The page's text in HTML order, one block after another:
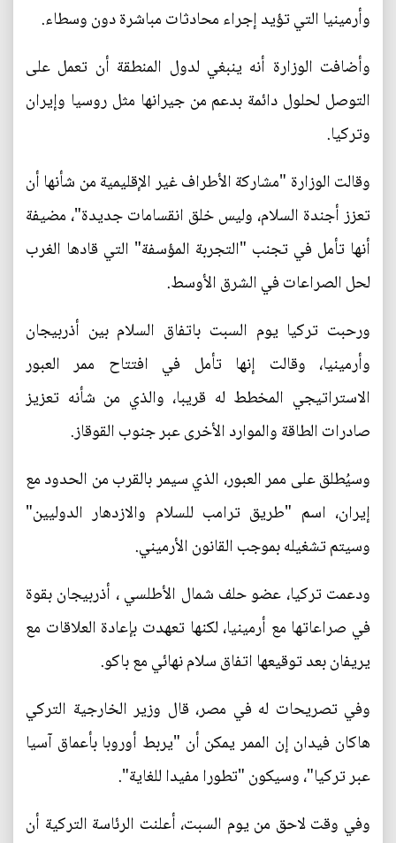
وأرمينيا التي تؤيد إجراء محادثات مباشرة دون وسطاء.
وأضافت الوزارة أنه ينبغي لدول المنطقة أن تعمل على
التوصل لحلول دائمة بدعم من جيرانها مثل روسيا وإيران
وتركيا.
وقالت الوزارة "مشاركة الأطراف غير الإقليمية من شأنها أن
تعزز أجندة السلام، وليس خلق انقسامات جديدة"، مضيفة
أنها تأمل في تجنب "التجربة المؤسفة" التي قادها الغرب
لحل الصراعات في الشرق الأوسط.
ورحبت تركيا يوم السبت باتفاق السلام بين أذربيجان
وأرمينيا، وقالت إنها تأمل في افتتاح ممر العبور
الاستراتيجي المخطط له قريبا، والذي من شأنه تعزيز
صادرات الطاقة والموارد الأخرى عبر جنوب القوقاز.
وسيُطلق على ممر العبور، الذي سيمر بالقرب من الحدود مع
إيران، اسم "طريق ترامب للسلام والازدهار الدوليين"
وسيتم تشغيله بموجب القانون الأرميني.
ودعمت تركيا، عضو حلف شمال الأطلسي ، أذربيجان بقوة
في صراعاتها مع أرمينيا، لكنها تعهدت بإعادة العلاقات مع
يريفان بعد توقيعها اتفاق سلام نهائي مع باكو.
وفي تصريحات له في مصر، قال وزير الخارجية التركي
هاكان فيدان إن الممر يمكن أن "يربط أوروبا بأعماق آسيا
عبر تركيا"، وسيكون "تطورا مفيدا للغاية".
وفي وقت لاحق من يوم السبت، أعلنت الرئاسة التركية أن